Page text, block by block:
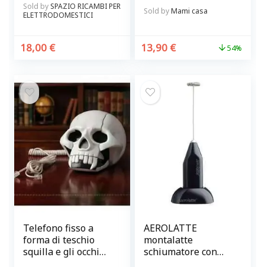
Sold by SPAZIO RICAMBI PER
ELETTRODOMESTICI
18,00 €
Sold byMami casa
13,90 € 54%
Telefono fisso a
forma di teschio
squilla e gli occhi
AEROLATTE
montalatte
schiumatore con